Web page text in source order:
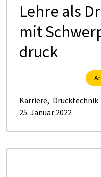
Leh­re als
mit
druck
Karriere, Drucktechnik
25. Januar 2022